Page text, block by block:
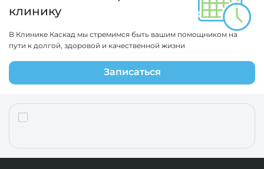
клинику
В Клинике Каскад мы стремимся быть вашим помощником на
пути к долгой, здоровой и качественной жизни
Записаться